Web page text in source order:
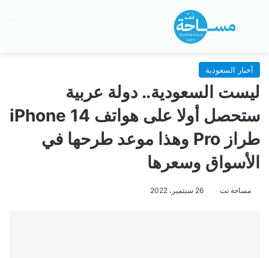
بحث عن
أخبار السعودية
ليست السعودية.. دولة عربية
ستحصل أولا على هواتف iPhone 14
طراز Pro وهذا موعد طرحها في
الأسواق وسعرها
مساحة نت 26 سبتمبر، 2022